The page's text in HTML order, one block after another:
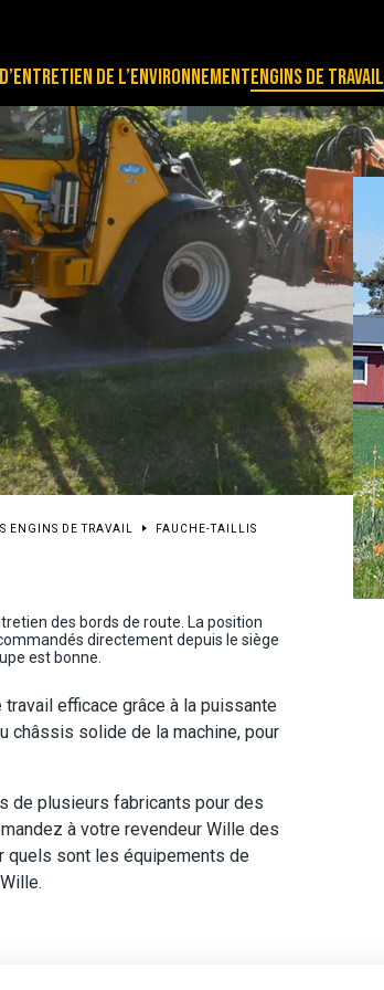
DE L’ENVIRONNEMENTENGINS DE TRAVAIL
ENGINS DE TRAVAIL FAUCHE-TAILLIS
des bords de route. La position
directement depuis le siège
est bonne.
efficace grâce à la puissante
châssis solide de la machine, pour
de plusieurs fabricants pour des
à votre revendeur Wille des
quels sont les équipements de